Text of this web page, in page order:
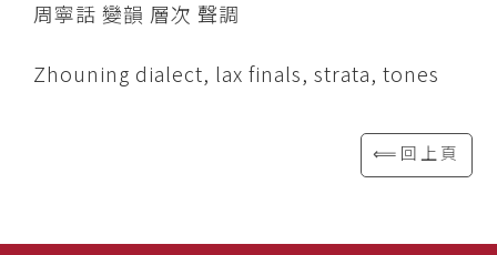
周寧話 變韻 層次 聲調
Zhouning dialect, lax finals, strata, tones
⟸回上頁